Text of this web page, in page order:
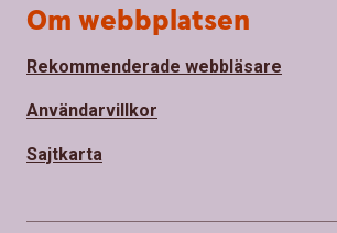
Om webbplatsen
Rekommenderade webbläsare
Användarvillkor
Sajtkarta